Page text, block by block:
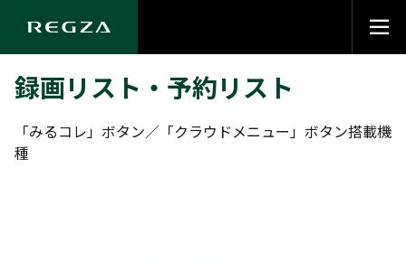
録画リスト・予約リスト
「みるコレ」ボタン／「クラウドメニュー」ボタン搭載機
種